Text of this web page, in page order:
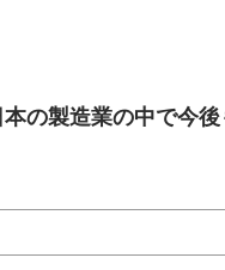
の製造業の中で今後